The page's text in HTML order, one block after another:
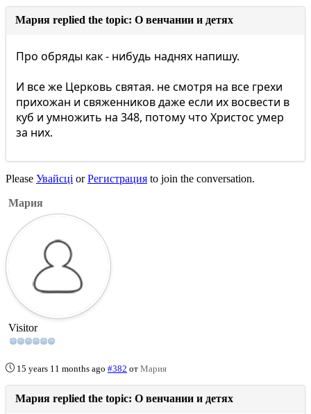
Мария replied the topic: О венчании и детях
Про обряды как - нибудь наднях напишу.
И все же Церковь святая. не смотря на все грехи
прихожан и свяженников даже если их восвести в
куб и умножить на 348, потому что Христос умер
за них.
Please Увайсці orРегистрация to join the conversation.
Мария
Visitor
15 years 11 months ago #382 от Мария
Мария replied the topic: О венчании и детях